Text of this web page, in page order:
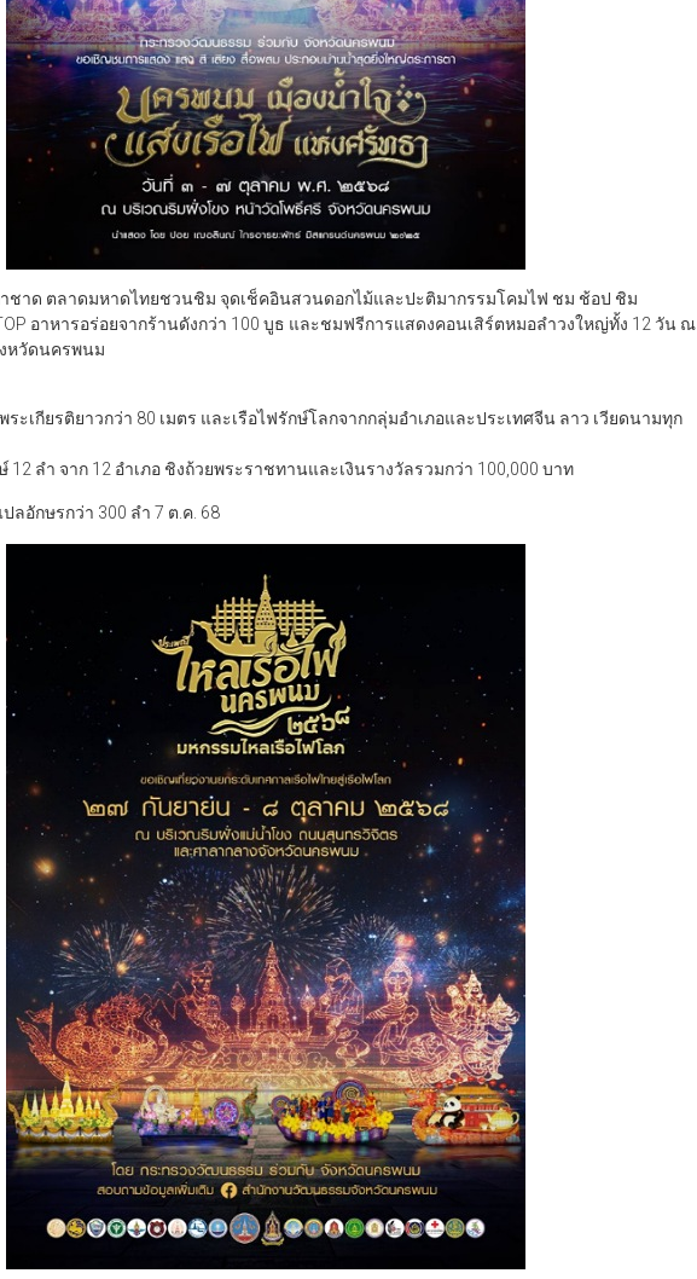
ชาด ตลาดมหาดไทยชวนชิม จุดเช็คอินสวนดอกไม้และปะติมากรรมโคมไฟ ชม ช้อป ชิม
อาหารอร่อยจากร้านดังกว่า 100 บูธ และชมฟรีการแสดงคอนเสิร์ตหมอลำวงใหญ่ทั้ง 12 วัน ณ
หวัดนครพนม
ระเกียรติยาวกว่า 80 เมตร และเรือไฟรักษ์โลกจากกลุ่มอำเภอและประเทศจีน ลาว เวียดนามทุก
12 ลำ จาก 12 อำเภอ ชิงถ้วยพระราชทานและเงินรางวัลรวมกว่า 100,000 บาท
ลอักษรกว่า 300 ลำ 7 ต.ค. 68